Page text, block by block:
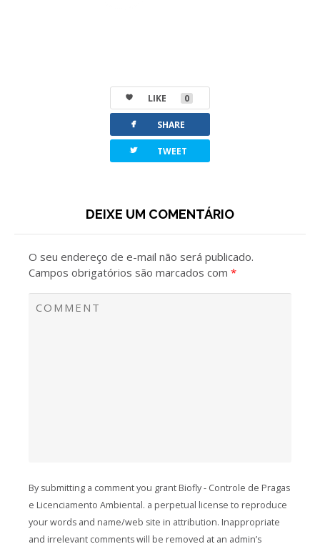
LIKE 0
facebook SHARE
twitterbird TWEET
DEIXE UM COMENTÁRIO
O seu endereço de e-mail não será publicado.
Campos obrigatórios são marcados com *
By submitting a comment you grant Biofly - Controle de Pragas
e Licenciamento Ambiental. a perpetual license to reproduce
your words and name/web site in attribution. Inappropriate
and irrelevant comments will be removed at an admin’s